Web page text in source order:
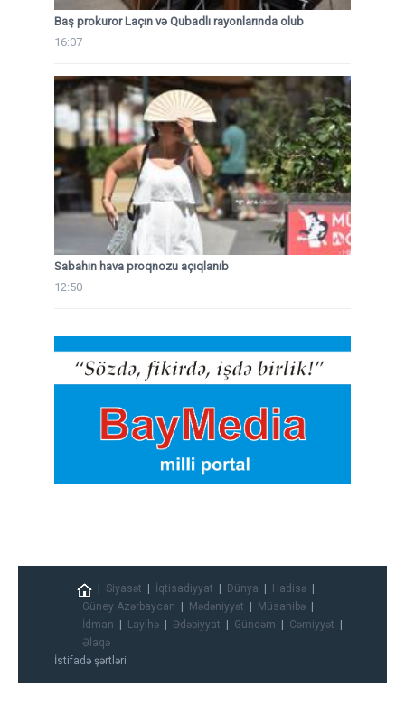
Baş prokuror Laçın və Qubadlı rayonlarında olub
16:07
Sabahın hava proqnozu açıqlanıb
12:50
Siyasət İqtisadiyyat Dünya
Hadisə
Güney Azərbaycan
Mədəniyyət
Müsahibə
İdman
Layihə Ədəbiyyat Gündəm
Cəmiyyət
Əlaqə
İstifadə şərtləri